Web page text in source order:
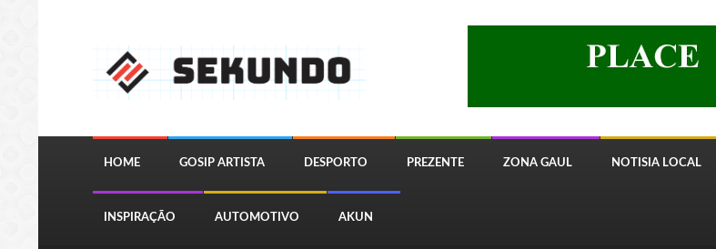
HOME GOSIP ARTISTA DESPORTO PREZENTE ZONA GAUL NOTISIA LOCAL
INSPIRAÇÃO AUTOMOTIVO AKUN